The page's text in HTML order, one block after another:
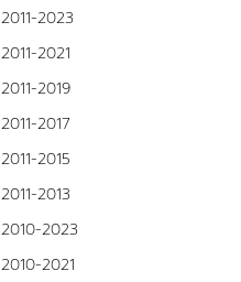
2011-2023
2011-2021
2011-2019
2011-2017
2011-2015
2011-2013
2010-2023
2010-2021